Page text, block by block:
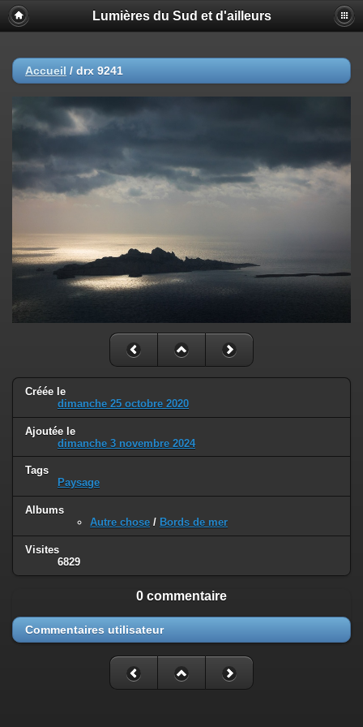
Lumières du Sud et d'ailleurs
Accueil / drx 9241
Créée le
dimanche 25 octobre 2020
Ajoutée le
dimanche 3 novembre 2024
Tags
Paysage
Albums
Autre chose / Bords de mer
Visites
6829
0 commentaire
Commentaires utilisateur